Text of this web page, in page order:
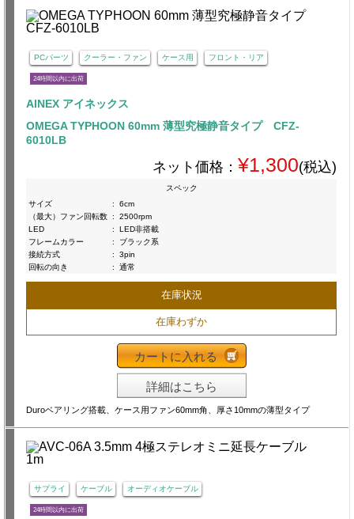
PCパーツ クーラー・ファン ケース用 フロント・リア
24時間以内に出荷
AINEX アイネックス
OMEGA TYPHOON 60mm 薄型究極静音タイプ CFZ-
6010LB
ネット価格： ¥1,300(税込)
スペック
サイズ
:
6cm
（最大）ファン回転数 :
2500rpm
LED
:
LED非搭載
フレームカラー
:
ブラック系
接続方式
:
3pin
回転の向き
: 通常
在庫状況
在庫わずか
カートに入れる
詳細はこちら
Duroベアリング搭載、ケース用ファン60mm角、厚さ10mmの薄型タイプ
サプライ ケーブル オーディオケーブル
24時間以内に出荷